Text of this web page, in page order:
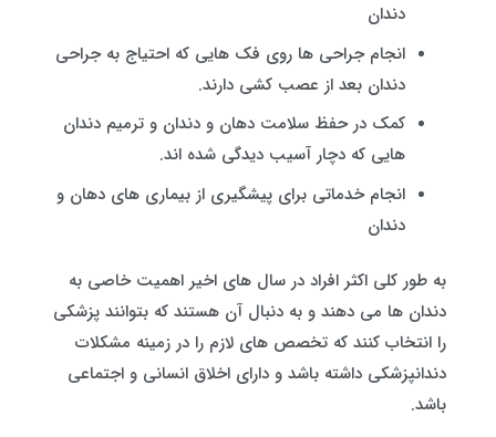
دندان
انجام جراحی ها روی فک هایی که احتیاج به جراحی
دندان بعد از عصب کشی دارند.
کمک در حفظ سلامت دهان و دندان و ترمیم دندان
هایی که دچار آسیب دیدگی شده اند.
انجام خدماتی برای پیشگیری از بیماری های دهان و
دندان
به طور کلی اکثر افراد در سال های اخیر اهمیت خاصی به
دندان ها می دهند و به دنبال آن هستند که بتوانند پزشکی
را انتخاب کنند که تخصص های لازم را در زمینه مشکلات
دندانپزشکی داشته باشد و دارای اخلاق انسانی و اجتماعی
باشد.